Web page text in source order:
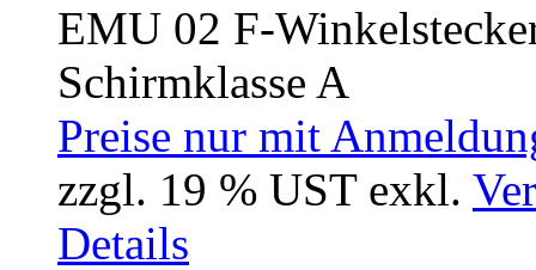
EMU 02 F-
Schirmklasse A
Preise nur mit
zzgl. 19 % UST exkl.
Details